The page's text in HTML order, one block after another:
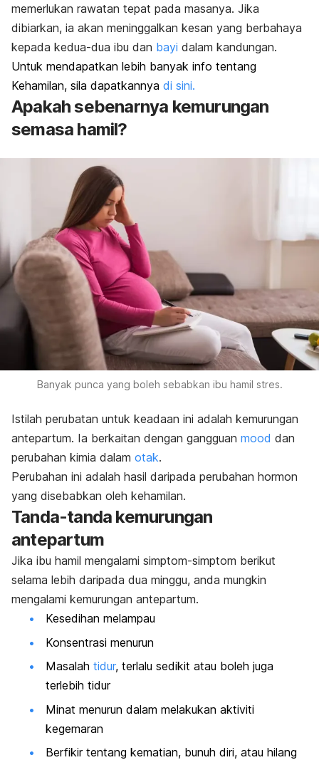
memerlukan rawatan tepat pada masanya. Jika
dibiarkan, ia akan meninggalkan kesan yang berbahaya
kepada kedua-dua ibu dan bayi dalam kandungan.
Untuk mendapatkan lebih banyak info tentang
Kehamilan, sila dapatkannya di sini.
Apakah sebenarnya kemurungan
semasa hamil?
Banyak punca yang boleh sebabkan ibu hamil stres.
Istilah perubatan untuk keadaan ini adalah kemurungan
antepartum. Ia berkaitan dengan gangguan mood dan
perubahan kimia dalam otak.
Perubahan ini adalah hasil daripada perubahan hormon
yang disebabkan oleh kehamilan.
Tanda-tanda kemurungan
antepartum
Jika ibu hamil mengalami simptom-simptom berikut
selama lebih daripada dua minggu, anda mungkin
mengalami kemurungan antepartum.
Kesedihan melampau
Konsentrasi menurun
Masalah tidur, terlalu sedikit atau boleh juga
terlebih tidur
Minat menurun dalam melakukan aktiviti
kegemaran
Berfikir tentang kematian, bunuh diri, atau hilang